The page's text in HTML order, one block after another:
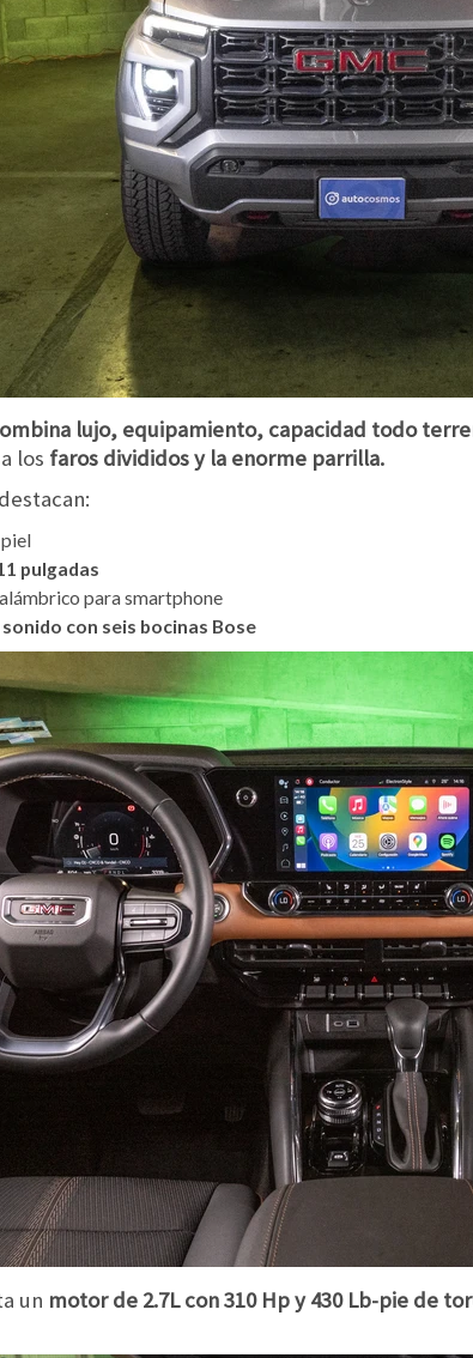
lujo, equipamiento, capacidad todo
los faros divididos y la enorme parrilla.
pulgadas
para smartphone
con seis bocinas Bose
un motor de 2.7L con 310 Hp y 430 Lb-pie de